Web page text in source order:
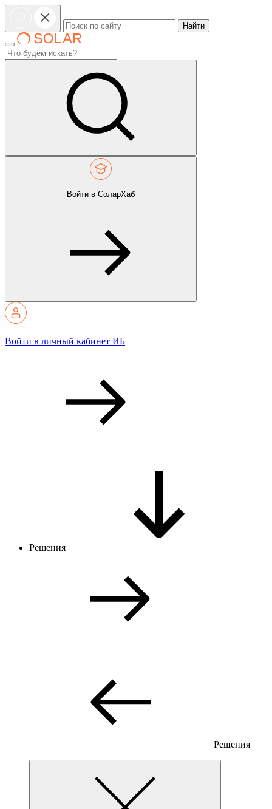
Найти
Войти в СоларХаб
Войти в личный кабинет ИБ
Решения
Решения